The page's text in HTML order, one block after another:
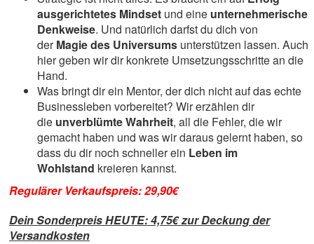
ausgerichtetes Mindset und eine unternehmerische
Denkweise. Und natürlich darfst du dich von
derMagie des Universums unterstützen lassen. Auch
hier geben wir dir konkrete Umsetzungsschritte an die
Hand.
Was bringt dir ein Mentor, der dich nicht auf das echte
Businessleben vorbereitet? Wir erzählen dir
die unverblümte Wahrheit, all die Fehler, die wir
gemacht haben und was wir daraus gelernt haben, so
dass du dir noch schneller ein Leben im
Wohlstand kreieren kannst.
Regulärer Verkaufspreis: 29,90€
Dein Sonderpreis HEUTE: 4,75€ zur Deckung der
Versandkosten